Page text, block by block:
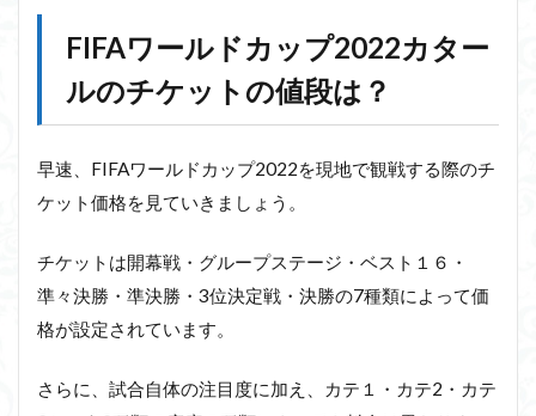
FIFAワールドカップ2022カター
ルのチケットの値段は？
早速、FIFAワールドカップ2022を現地で観戦する際のチ
ケット価格を見ていきましょう。
チケットは開幕戦・グループステージ・ベスト１６・
準々決勝・準決勝・3位決定戦・決勝の7種類によって価
格が設定されています。
さらに、試合自体の注目度に加え、カテ１・カテ2・カテ